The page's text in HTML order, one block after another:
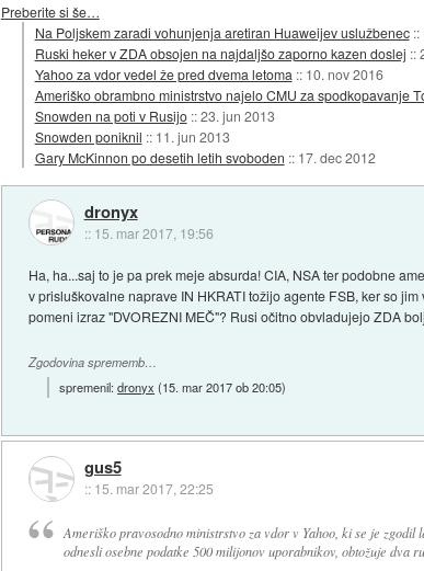
Preberite si še…
Na Poljskem zaradi vohunjenja aretiran Huaweijev uslužbenec ::
Ruski heker v ZDA obsojen na najdaljšo zaporno kazen doslej ::
Yahoo za vdor vedel že pred dvema letoma :: 10. nov 2016
Ameriško obrambno ministrstvo najelo CMU za spodkopavanje
Snowden na poti v Rusijo ::23. jun 2013
Snowden poniknil :: 11. jun 2013
Gary McKinnon po desetih letih svoboden :: 17. dec 2012
dronyx
:: 15. mar 2017, 19:56
Ha, ha...saj to je pa prek meje absurda! CIA, NSA ter podobne
v prisluškovalne naprave IN HKRATI tožijo agente FSB, ker so
pomeni izraz "DVOREZNI MEČ"? Rusi očitno obvladujejo ZDA
Zgodovina sprememb…
spremenil:dronyx (15. mar 2017 ob 20:05)
gus5
:: 15. mar 2017, 22:25
Ameriško pravosodno ministrstvo za vdor v Yahoo, ki se je zgodil
odnesli osebne podatke 500 milijonov uporabnikov, obtožuje dva